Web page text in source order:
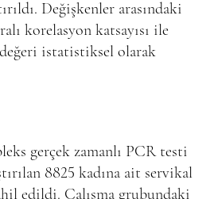
Değişkenler arasındaki
korelasyon katsayısı ile
istatistiksel olarak
gerçek zamanlı PCR testi
8825 kadına ait servikal
edildi. Çalışma grubundaki